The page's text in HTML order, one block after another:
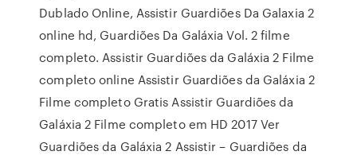
Dublado Online, Assistir Guardiões Da Galaxia 2
online hd, Guardiões Da Galáxia Vol. 2 filme
completo. Assistir Guardiões da Galáxia 2 Filme
completo online Assistir Guardiões da Galáxia 2
Filme completo Gratis Assistir Guardiões da
Galáxia 2 Filme completo em HD 2017 Ver
Guardiões da Galáxia 2 Assistir – Guardiões da